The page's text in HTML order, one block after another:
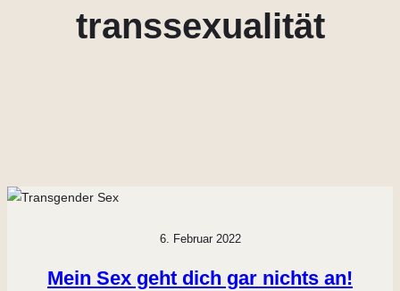
transsexualität
6. Februar 2022
Mein Sex geht dich gar nichts an!